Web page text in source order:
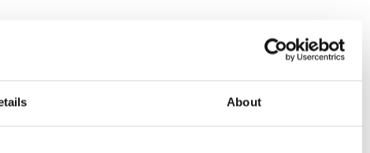
About
in den ausgewählten Sprachen angeboten und kann weiter
Inspirationen, wie Sie